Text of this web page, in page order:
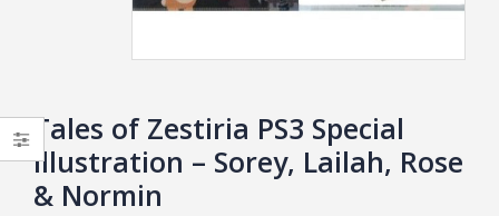
Tales of Zestiria PS3 Special
Illustration – Sorey, Lailah, Rose
& Normin